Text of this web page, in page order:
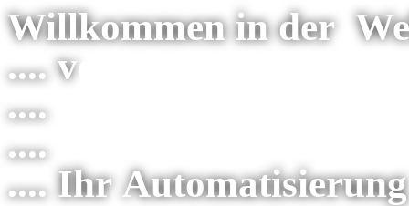
Willkommen in der
.... verlassen Sie sich
....
....
.... Ihr Automatisierung